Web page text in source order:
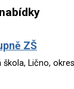
ZŠ
Lično,